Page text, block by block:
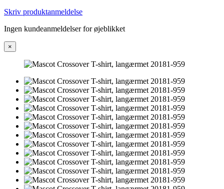
Skriv produktanmeldelse
Ingen kundeanmeldelser for øjeblikket
×